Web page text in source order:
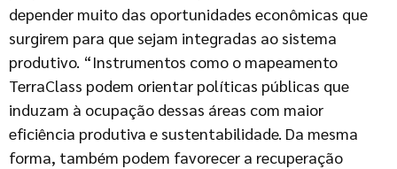
depender muito das oportunidades econômicas que
surgirem para que sejam integradas ao sistema
produtivo. “Instrumentos como o mapeamento
TerraClass podem orientar políticas públicas que
induzam à ocupação dessas áreas com maior
eficiência produtiva e sustentabilidade. Da mesma
forma, também podem favorecer a recuperação